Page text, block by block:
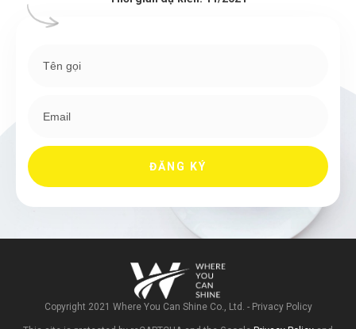
ĐĂNG KÝ
Copyright 2021 Where You Can Shine Co., Ltd. - Privacy Policy